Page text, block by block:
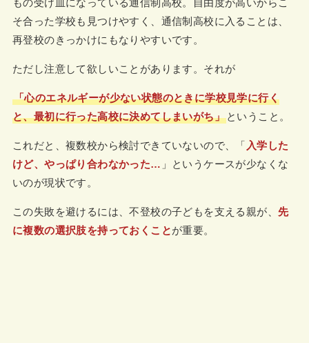
そ合った学校も見つけやすく、通信制高校に入ることは、
再登校のきっかけにもなりやすいです。
ただし注意して欲しいことがあります。それが
「心のエネルギーが少ない状態のときに学校見学に行く
と、最初に行った高校に決めてしまいがち」ということ。
これだと、複数校から検討できていないので、「 入学した
けど、やっぱり合わなかった… 」というケースが少なくな
いのが現状です。
この失敗を避けるには、不登校の子どもを支える親が、 先
に複数の選択肢を持っておくことが重要。